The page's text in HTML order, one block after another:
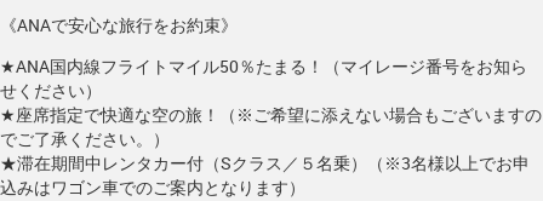
《ANAで安心な旅行をお約束》
★ANA国内線フライトマイル50％たまる！（マイレージ番号をお知ら
せください）
★座席指定で快適な空の旅！（※ご希望に添えない場合もございますの
でご了承ください。）
★滞在期間中レンタカー付（Sクラス／５名乗）（※3名様以上でお申
込みはワゴン車でのご案内となります）